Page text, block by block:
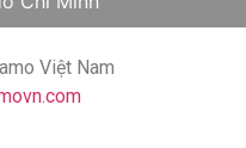
Việt Nam